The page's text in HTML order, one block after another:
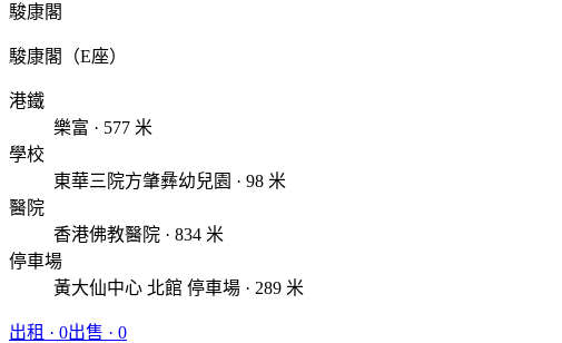
駿康閣
駿康閣（E座）
港鐵
樂富 · 577 米
學校
東華三院方肇彝幼兒園 · 98 米
醫院
香港佛教醫院 · 834 米
停車場
黃大仙中心 北館 停車場 · 289 米
出租 · 0出售 · 0